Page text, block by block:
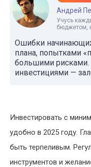
Андрей
Учусь
бюджетом,
Ошибки начинающих
плана, попытками
большими рисками.
инвестициями —
Инвестировать с
удобно в 2025 году.
быть терпеливым.
инструментов и